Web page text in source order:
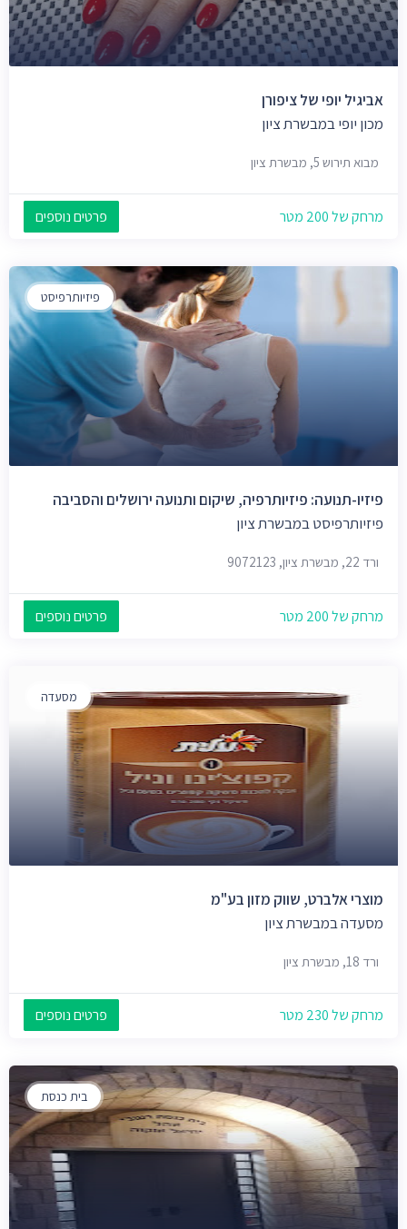
אביגיל יופי של ציפורן
מכון יופי במבשרת ציון
מבוא תירוש 5, מבשרת ציון
מרחק של 200 מטר פרטים נוספים
פיזיותרפיסט
פיזיו-תנועה: פיזיותרפיה, שיקום ותנועה ירושלים והסביבה
פיזיותרפיסט במבשרת ציון
ורד 22, מבשרת ציון, 9072123
מרחק של 200 מטר פרטים נוספים
מסעדה
מוצרי אלברט, שווק מזון בע"מ
מסעדה במבשרת ציון
ורד 18, מבשרת ציון
מרחק של 230 מטר פרטים נוספים
בית כנסת